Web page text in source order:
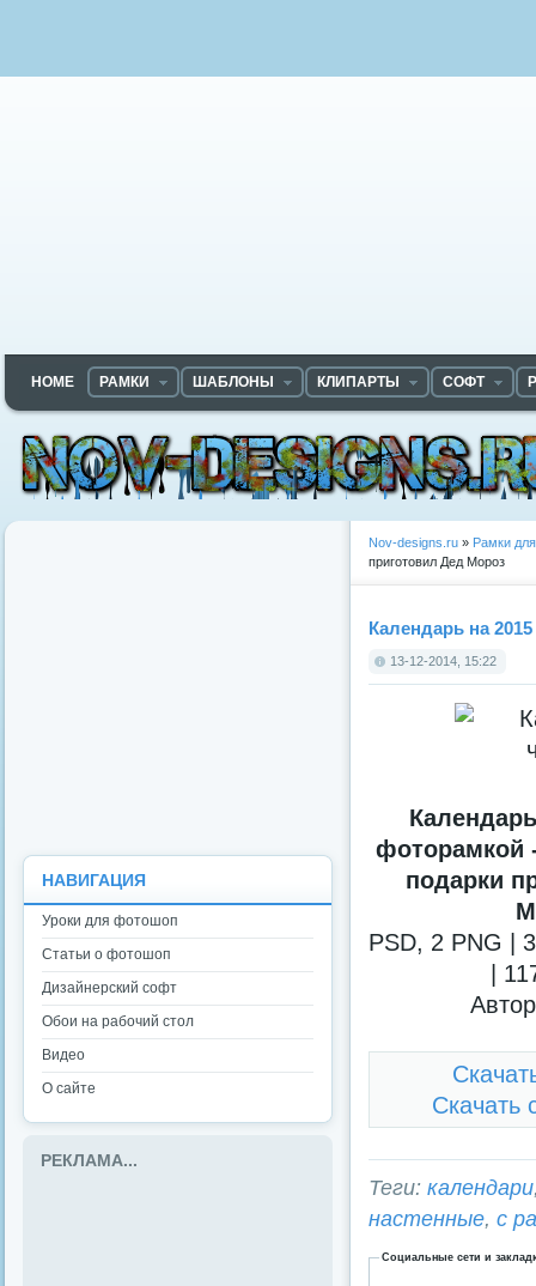
HOME РАМКИ ШАБЛОНЫ КЛИПАРТЫ СОФТ
Nov-designs.ru » Рамки
приготовил Дед Мороз
Календарь на
13-12-2014, 15:22
фоторамкой
подарки
PSD, 2 PNG |
|
Скачать
Теги: календари
настенные, с
Социальные сети и
НАВИГАЦИЯ
Уроки для фотошоп
Статьи о фотошоп
Дизайнерский софт
Обои на рабочий стол
Видео
О сайте
РЕКЛАМА...